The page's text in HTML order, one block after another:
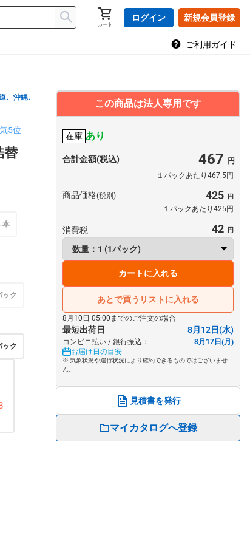
カート
ログイン 新規会員登録
ご利用ガイド
、沖縄、
5位
替
本
ック
ック
この商品は法人専用です
在庫 あり
合計金額(税込) 467
１パックあたり467.5円
商品価格(税別) 425
１パックあたり425円
消費税 42
カートに入れる
あとで買うリストに入れる
8月10日 05:00までのご注文の場合
最短出荷日 8月12日(水)
コンビニ払い / 銀行振込：
8月17日(月)
お届け日の目安
※ 気象状況や運行状況により確約できるものではございませ
ん。
見積書を発行
マイカタログへ登録